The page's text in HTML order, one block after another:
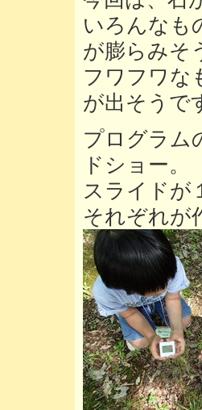
いろんなも
が膨らみそ
フワフワな
が出そうで
プログラム
ドショー。
スライドが
それぞれが